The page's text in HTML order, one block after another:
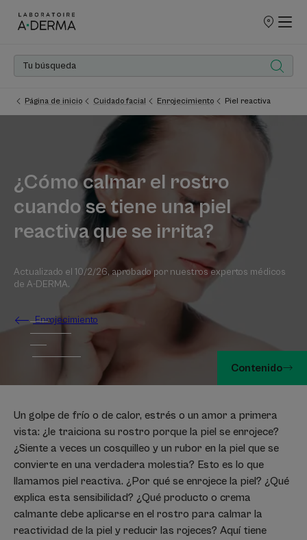
PUNTOS
Página de inicio Cuidado facial Enrojecimiento Piel reactiva
¿Cómo calmar el rostro
cuando se tiene una piel
reactiva que se irrita?
Actualizado el 10/2/26, aprobado por nuestros expertos médicos
de A-DERMA.
Enrojecimiento
Contenido
Un golpe de frío o de calor, estrés o un amor a primera
vista: ¿le traiciona su rostro porque la piel se enrojece?
¿Siente a veces un cosquilleo y un rubor en la piel que se
convierte en una verdadera molestia? Esto es lo que
llamamos piel reactiva. ¿Por qué se enrojece la piel? ¿Qué
explica esta sensibilidad? ¿Qué producto o crema
calmante debe aplicarse en el rostro para calmar la
reactividad de la piel y reducir las rojeces? Aquí tiene